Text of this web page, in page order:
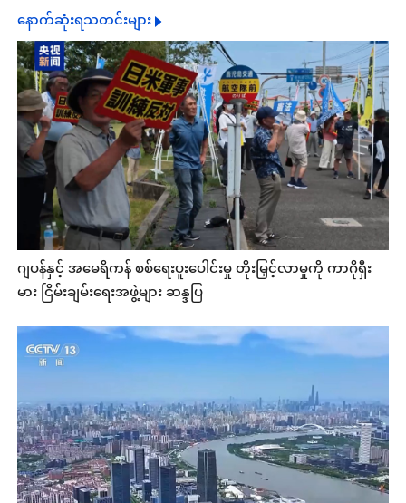
နောက်ဆုံးရသတင်းများ
ဂျပန်နှင့် အမေရိကန် စစ်ရေးပူးပေါင်းမှု တိုးမြှင့်လာမှုကို ကာဂိုရှီး
မား ငြိမ်းချမ်းရေးအဖွဲ့များ ဆန္ဒပြ